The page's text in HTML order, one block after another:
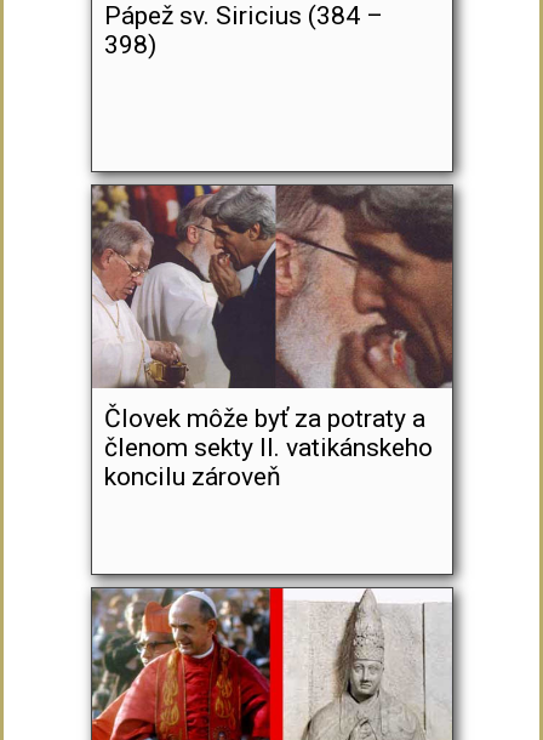
Pápež sv. Siricius (384 –
398)
Človek môže byť za potraty a
členom sekty II. vatikánskeho
koncilu zároveň